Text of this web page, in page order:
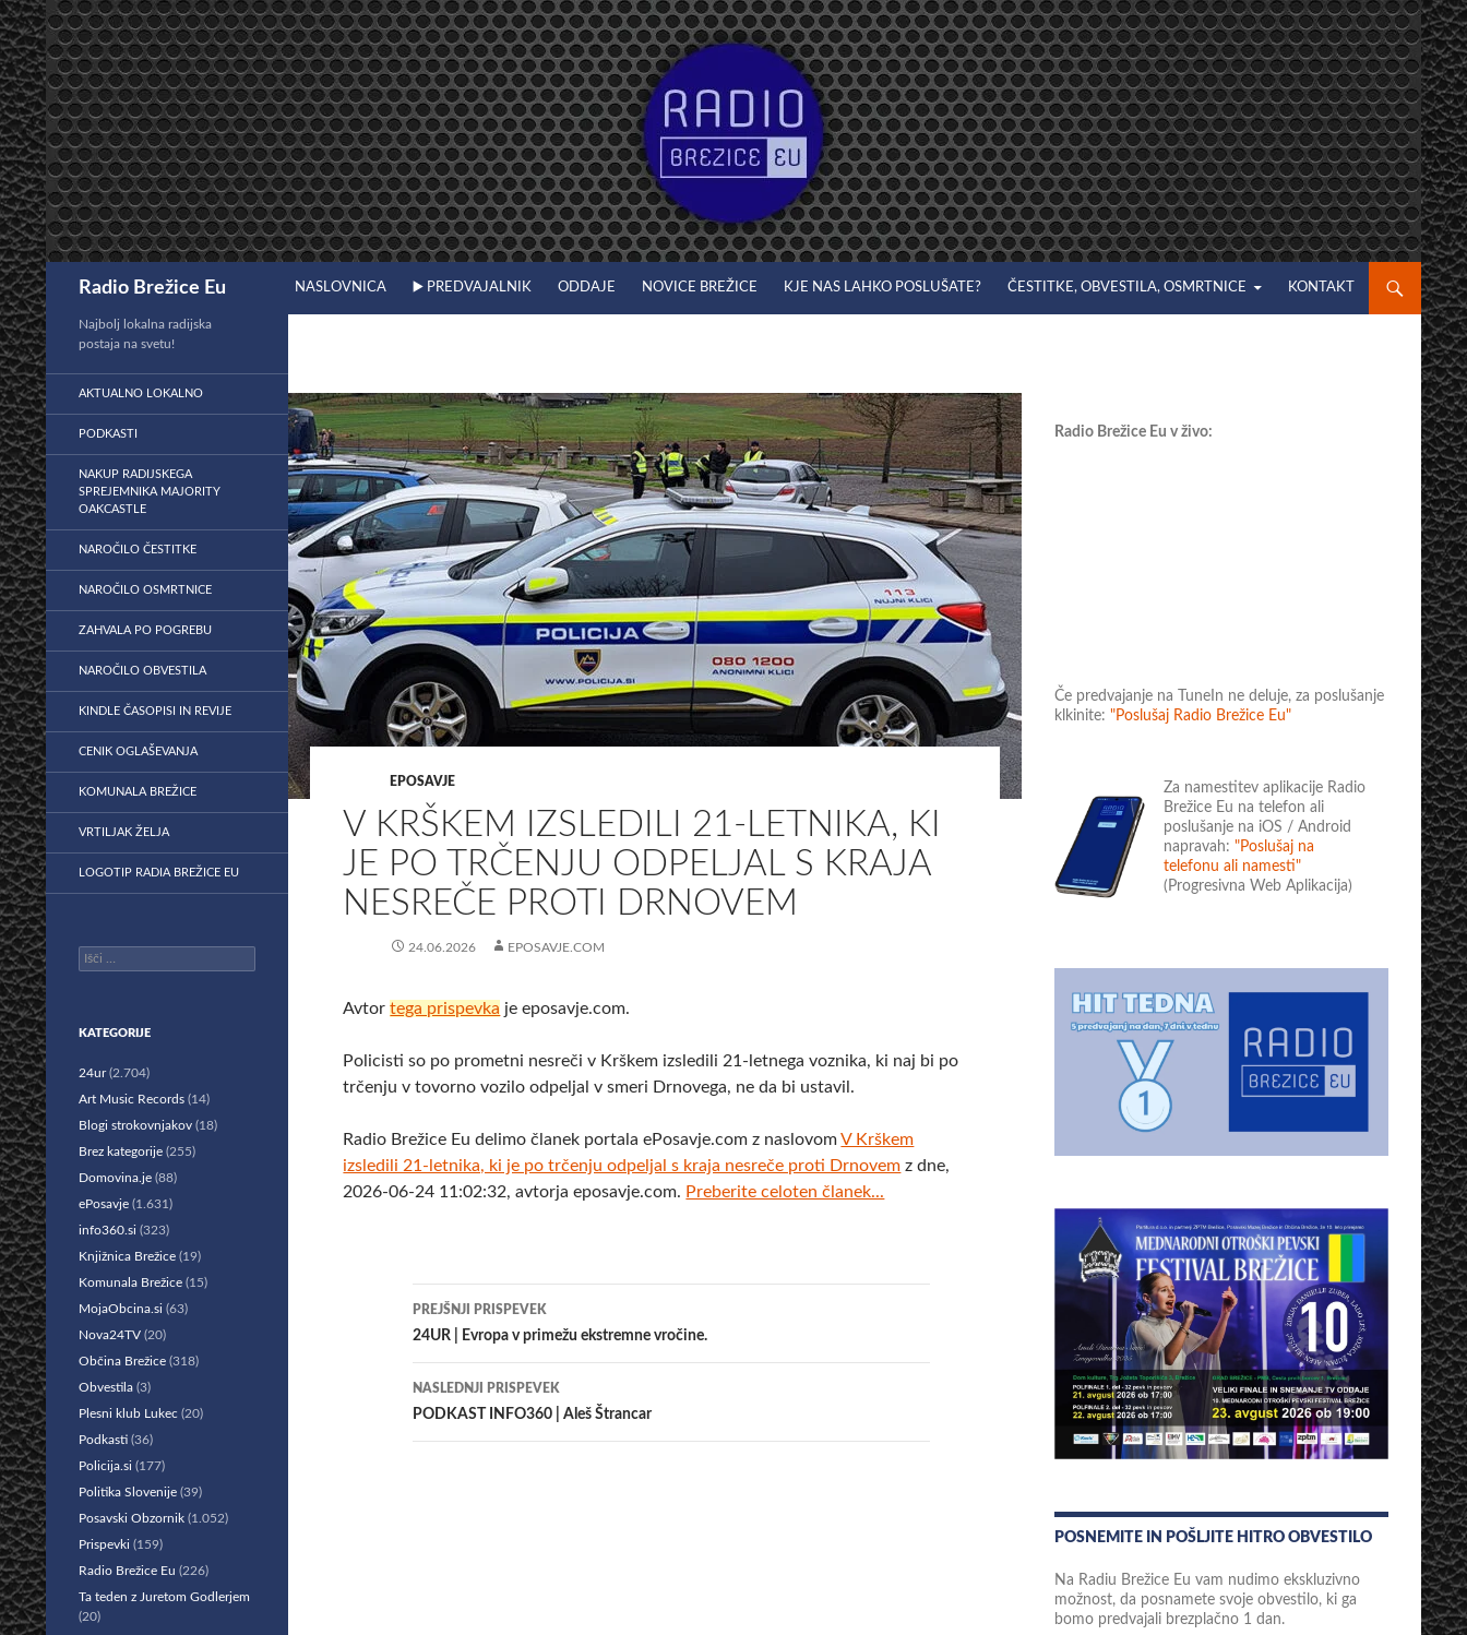
Preskoči
na
vsebino
Radio Brežice Eu NASLOVNICA ▶️ PREDVAJALNIK ODDAJE NOVICE BREŽICE KJE NAS LAHKO POSLUŠATE? ČESTITKE, OBVESTILA, OSMRTNICE KONTAKT
EPOSAVJE
V KRŠKEM IZSLEDILI 21-LETNIKA, KI
JE PO TRČENJU ODPELJAL S KRAJA
NESREČE PROTI DRNOVEM
24.06.2026 EPOSAVJE.COM
Avtortega prispevka je eposavje.com.
Policisti so po prometni nesreči v Krškem izsledili 21-letnega voznika, ki naj bi po
trčenju v tovorno vozilo odpeljal v smeri Drnovega, ne da bi ustavil.
Radio Brežice Eu delimo članek portala ePosavje.com z naslovomV Krškem
izsledili 21-letnika, ki je po trčenju odpeljal s kraja nesreče proti Drnovem z dne,
2026-06-24 11:02:32, avtorja eposavje.com. Preberite celoten članek...
Krmarjenje
po
prispevkih
PREJŠNJI PRISPEVEK
24UR | Evropa v primežu ekstremne vročine.
NASLEDNJI PRISPEVEK
PODKAST INFO360 | Aleš Štrancar
Radio Brežice Eu v živo:
Če predvajanje na TuneIn ne deluje, za poslušanje
klkinite: "Poslušaj Radio Brežice Eu"
Za namestitev aplikacije Radio
Brežice Eu na telefon ali
poslušanje na iOS / Android
napravah: "Poslušaj na
telefonu ali namesti"
(Progresivna Web Aplikacija)
POSNEMITE IN POŠLJITE HITRO OBVESTILO
Na Radiu Brežice Eu vam nudimo ekskluzivno
možnost, da posnamete svoje obvestilo, ki ga
bomo predvajali brezplačno 1 dan.
Najbolj lokalna radijska
postaja na svetu!
AKTUALNO LOKALNO
PODKASTI
NAKUP RADIJSKEGA
SPREJEMNIKA MAJORITY
OAKCASTLE
NAROČILO ČESTITKE
NAROČILO OSMRTNICE
ZAHVALA PO POGREBU
NAROČILO OBVESTILA
KINDLE ČASOPISI IN REVIJE
CENIK OGLAŠEVANJA
KOMUNALA BREŽICE
VRTILJAK ŽELJA
LOGOTIP RADIA BREŽICE EU
Išči:
KATEGORIJE
24ur(2.704)
Art Music Records (14)
Blogi strokovnjakov (18)
Brez kategorije (255)
Domovina.je (88)
ePosavje (1.631)
info360.si (323)
Knjižnica Brežice (19)
Komunala Brežice (15)
MojaObcina.si (63)
Nova24TV (20)
Občina Brežice (318)
Obvestila (3)
Plesni klub Lukec (20)
Podkasti (36)
Policija.si (177)
Politika Slovenije (39)
Posavski Obzornik (1.052)
Prispevki (159)
Radio Brežice Eu (226)
Ta teden z Juretom Godlerjem
(20)